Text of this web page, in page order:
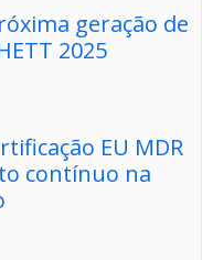
geração de
2025
EU MDR
contínuo na